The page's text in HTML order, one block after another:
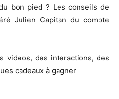
bon pied ? Les conseils de
Julien Capitan du compte
vidéos, des interactions, des
cadeaux à gagner !